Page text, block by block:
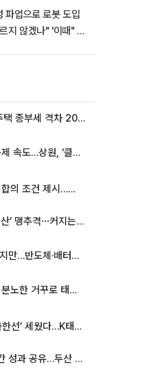
파업으로 로봇 도입
않겠나" '이때" 현
종부세 개편에도…1·3주택 종부세 격차 2028년부터 확대
미국, 가상자산 포괄 규제 속도…상원, ‘클래리티법’ 9월 절차투표 추진
이란, 미국에 호르무즈 합의 조건 제시…美 “경기 아직 안 끝나” [종합]
맥북 품은 삼성에 ‘중국산’ 맹추격⋯커지는 노트북 OLED 시장
‘한국판 IRA’ 베일 벗었지만…반도체·배터리 업계 “시행령이 관건”
서경덕 교수, 김희철도 분노한 거꾸로 태극기⋯"엉터리는 아냐, 아쉬울 뿐"
美 폴리실리콘 ‘가격 하한선’ 세웠다…K태양광 수혜 기대
SK실트론 팔고도 8년간 성과 공유…두산 인수대금 2.3조가 끝 아냐